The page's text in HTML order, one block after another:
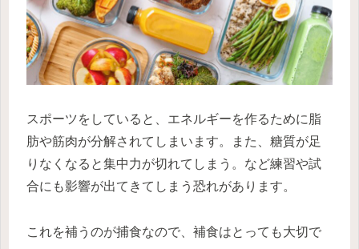
スポーツをしていると、エネルギーを作るために脂
肪や筋肉が分解されてしまいます。また、糖質が足
りなくなると集中力が切れてしまう。など練習や試
合にも影響が出てきてしまう恐れがあります。
これを補うのが捕食なので、補食はとっても大切で